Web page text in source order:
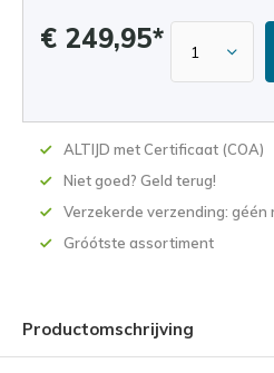
€ 249,95*
ALTIJD met Certificaat (COA)
Niet goed? Geld terug!
Verzekerde verzending: géén
Gróótste assortiment
Productomschrijving